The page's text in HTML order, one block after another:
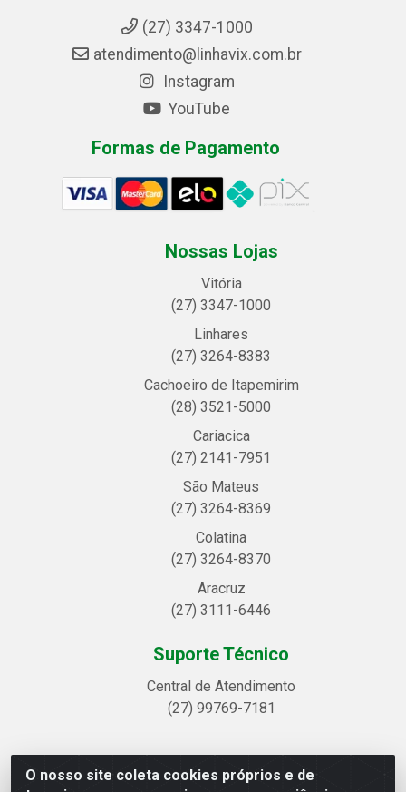
O nosso site coleta cookies próprios e de
(27) 3347-1000
atendimento@linhavix.com.br
Instagram
YouTube
Formas de Pagamento
Nossas Lojas
Vitória
(27) 3347-1000
Linhares
(27) 3264-8383
Cachoeiro de Itapemirim
(28) 3521-5000
Cariacica
(27) 2141-7951
São Mateus
(27) 3264-8369
Colatina
(27) 3264-8370
Aracruz
(27) 3111-6446
Suporte Técnico
Central de Atendimento
(27) 99769-7181
Linhavix Distribuidora LTDA - Avenida Alegre, 2521 -